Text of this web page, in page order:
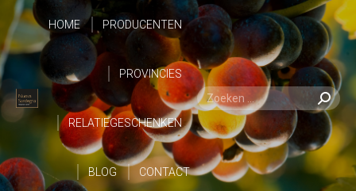
HOME PRODUCENTEN
PROVINCIES
RELATIEGESCHENKEN
BLOG CONTACT
Zoeken:
HOME
PRODUCENTEN
PROVINCIES
RELATIEGESCHENKEN
Zoeken: